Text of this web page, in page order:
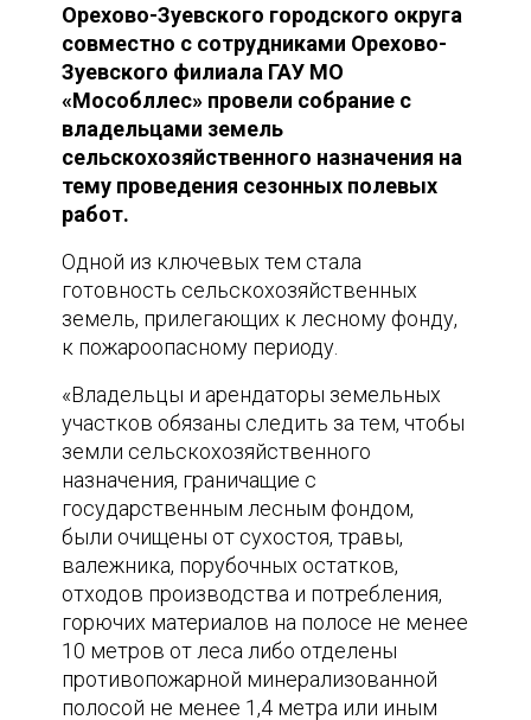
Орехово-Зуевского городского округа
совместно с сотрудниками Орехово-
Зуевского филиала ГАУ МО
«Мособллес» провели собрание с
владельцами земель
сельскохозяйственного назначения на
тему проведения сезонных полевых
работ.
Одной из ключевых тем стала
готовность сельскохозяйственных
земель, прилегающих к лесному фонду,
к пожароопасному периоду.
«Владельцы и арендаторы земельных
участков обязаны следить за тем, чтобы
земли сельскохозяйственного
назначения, граничащие с
государственным лесным фондом,
были очищены от сухостоя, травы,
валежника, порубочных остатков,
отходов производства и потребления,
горючих материалов на полосе не менее
10 метров от леса либо отделены
противопожарной минерализованной
полосой не менее 1,4 метра или иным